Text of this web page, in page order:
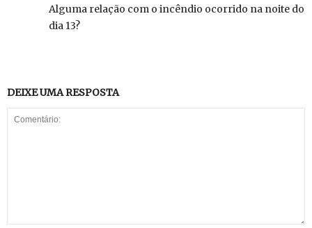
Alguma relação com o incêndio ocorrido na noite do
dia 13?
DEIXE UMA RESPOSTA